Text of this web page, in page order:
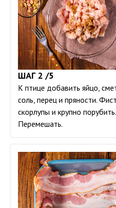
ШАГ 2 /5
К птице добавить яйцо,
соль, перец и пряности.
скорлупы и крупно
Перемешать.